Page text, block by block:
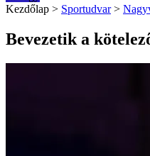
Kezdőlap > Sportudvar >
Bevezetik a